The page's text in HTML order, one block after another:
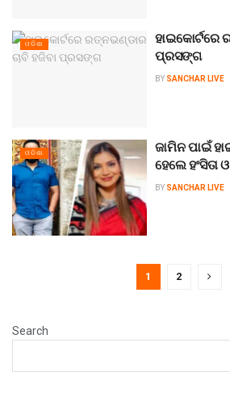
ଓଡିଶା ହାଇକୋର୍ଟରେ
ପ୍ରସଙ୍ଗ
BY SANCHAR LIVE
ଓଡିଶା ଜାମିନ ପାଇଁ
ହେଲେ ହଂସିତା
BY SANCHAR LIVE
1 2
Search